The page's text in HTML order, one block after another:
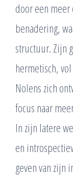
door een
benadering,
structuur. Zijn
hermetisch,
Nolens zich
focus naar
In zijn latere
en
geven van